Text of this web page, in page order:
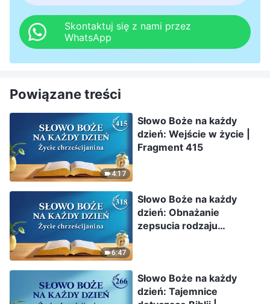
Skontaktuj się z nami przez
WhatsApp
Powiązane treści
4:17
Słowo Boże na każdy
dzień: Wejście w życie |
Fragment 415
6:47
Słowo Boże na każdy
dzień: Obnażanie
zepsucia rodzaju
Słowo Boże na każdy
dzień: Tajemnice